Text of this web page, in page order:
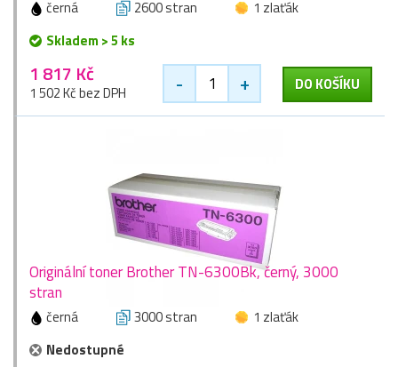
černá 2600 stran
1 zlaťák
Skladem > 5 ks
1 817 Kč
1 502 Kč bez DPH - + DO KOŠÍKU
Originální toner Brother TN-6300Bk, černý, 3000
stran
černá 3000 stran
1 zlaťák
Nedostupné